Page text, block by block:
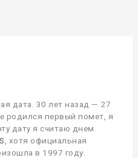
дата. 30 лет назад — 27
родился первый помет, я
дату я считаю днем
, хотя официальная
в 1997 году.